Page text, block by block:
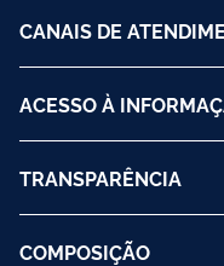
CANAIS DE
ACESSO À
TRANSPARÊNCIA
COMPOSIÇÃO